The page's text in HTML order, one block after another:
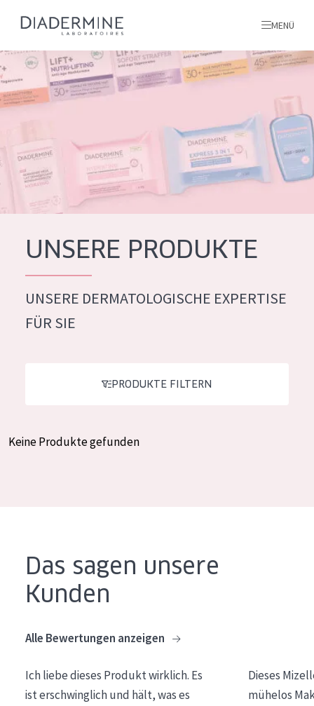
PRODUKTTYP
Feuchtigkeit und Ausstrahlung
Hautregeneration
PRODUKTTYP
Reinigung
Essentials
Lift+
Expert
ALLE PRODUKTE
Alle produkte
MENÜ
inhaltsstoffe
Über uns
Inspiration
Kontakt
French
UNSERE PRODUKTE
UNSERE DERMATOLOGISCHE EXPERTISE
FÜR SIE
PRODUKTE FILTERN
Keine Produkte gefunden
Das sagen unsere
Kunden
Alle Bewertungen anzeigen
Ich liebe dieses Produkt wirklich. Es
ist erschwinglich und hält, was es
Dieses
mühelos